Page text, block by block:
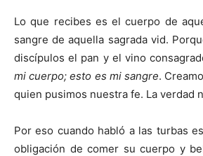
Lo que recibes es el cuerpo de
sangre de aquella sagrada vid.
discípulos el pan y el vino
mi cuerpo; esto es mi sangre.
quien pusimos nuestra fe. La verdad
Por eso cuando habló a las turbas
obligación de comer su cuerpo y